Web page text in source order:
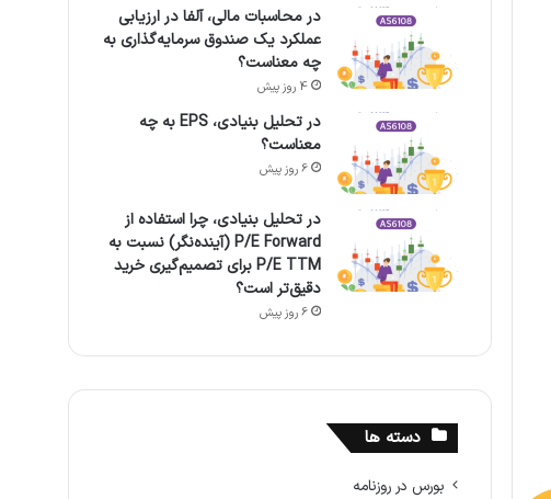
در محاسبات مالی، آلفا در ارزیابی
عملکرد یک صندوق سرمایه‌گذاری به
چه معناست؟
4 روز پیش
در تحلیل بنیادی، EPS به چه
معناست؟
6 روز پیش
در تحلیل بنیادی، چرا استفاده از
P/E Forward (آینده‌نگر) نسبت به
P/E TTM برای تصمیم‌گیری خرید
دقیق‌تر است؟
6 روز پیش
دسته ها
بورس در روزنامه